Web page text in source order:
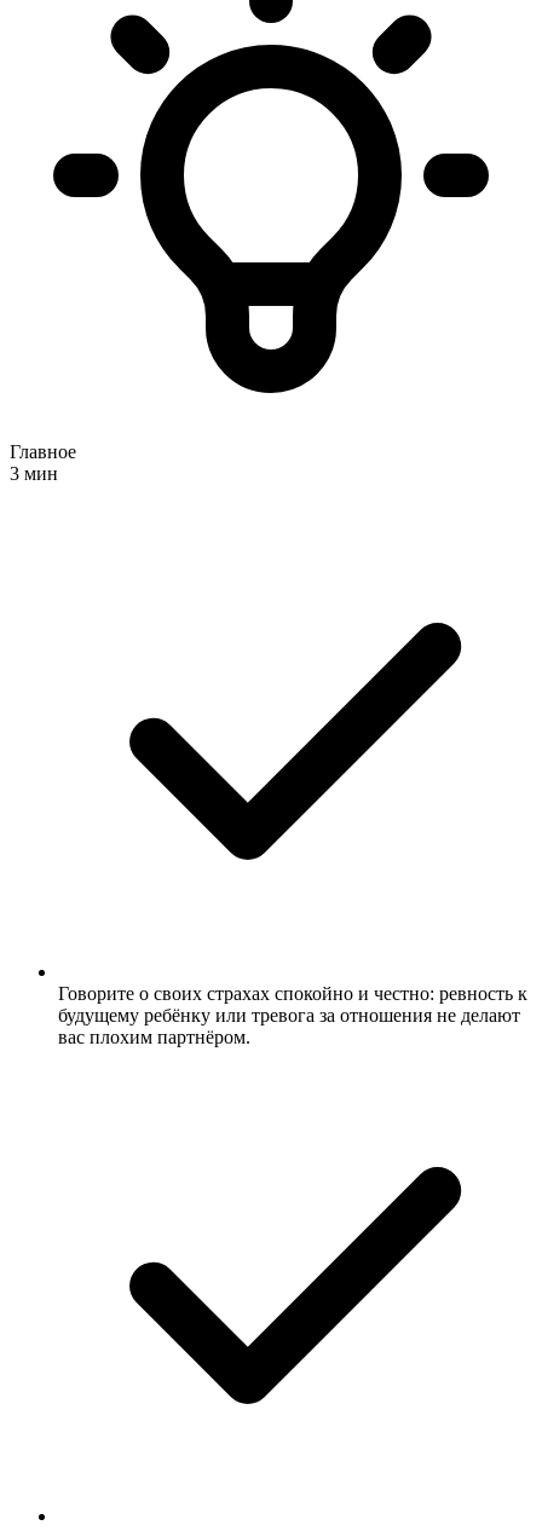
Главное
3 мин
Говорите о своих страхах спокойно и честно: ревность к
будущему ребёнку или тревога за отношения не делают
вас плохим партнёром.